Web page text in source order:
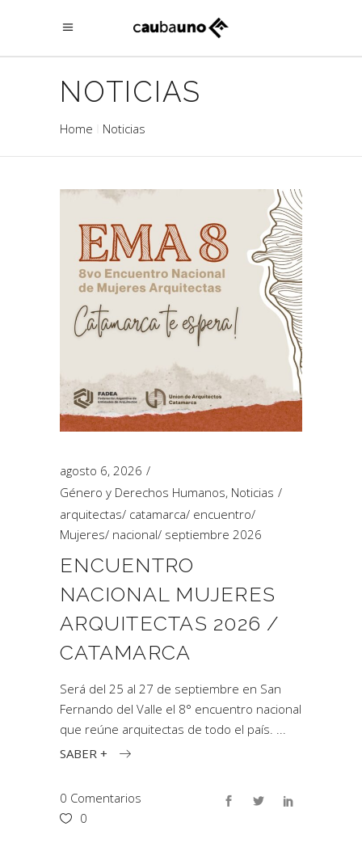
NOTICIAS
Home Noticias
agosto 6, 2026
Género y Derechos Humanos, Noticias
arquitectas/ catamarca/ encuentro/
Mujeres/ nacional/ septiembre 2026
ENCUENTRO
NACIONAL MUJERES
ARQUITECTAS 2026 /
CATAMARCA
Será del 25 al 27 de septiembre en San
Fernando del Valle el 8° encuentro nacional
que reúne arquitectas de todo el país.
SABER +
0 Comentarios
0